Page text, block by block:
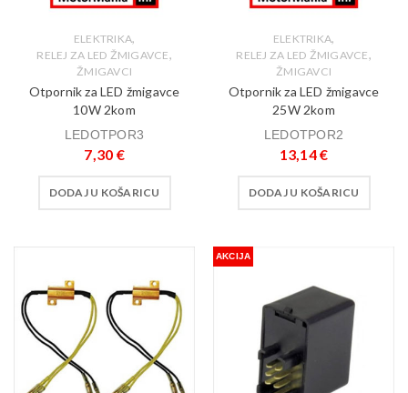
ELEKTRIKA,
RELEJ ZA LED ŽMIGAVCE,
ŽMIGAVCI
Otpornik za LED žmigavce
10W 2kom
LEDOTPOR3
7,30 €
DODAJ U KOŠARICU
ELEKTRIKA,
RELEJ ZA LED ŽMIGAVCE,
ŽMIGAVCI
Otpornik za LED žmigavce
25W 2kom
LEDOTPOR2
13,14€
DODAJ U KOŠARICU
AKCIJA